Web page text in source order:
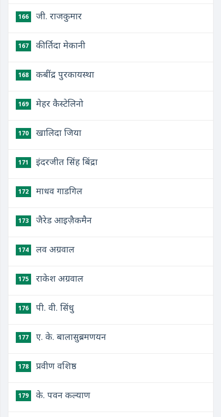
166 जी. राजकुमार
167 कीर्तिदा मेकानी
168 कबींद्र पुरकायस्था
169 मेहर कैस्टेलिनो
170 खालिदा जिया
171 इंदरजीत सिंह बिंद्रा
172 माधव गाडगिल
173 जैरेड आइज़ैकमैन
174 लव अग्रवाल
175 राकेश अग्रवाल
176 पी. वी. सिंधु
177 ए. के. बालासुब्रमणयन
178 प्रवीण वशिष्ठ
179 के. पवन कल्याण